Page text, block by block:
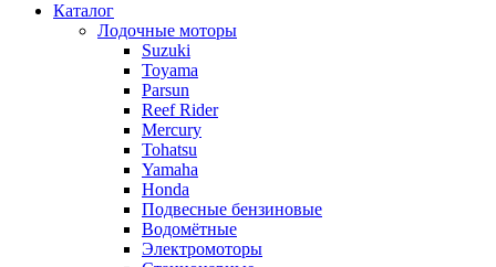
Каталог
Лодочные моторы
Suzuki
Toyama
Parsun
Reef Rider
Mercury
Tohatsu
Yamaha
Honda
Подвесные бензиновые
Водомётные
Электромоторы